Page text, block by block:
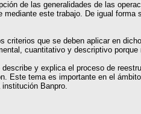
de las generalidades de las
mediante este trabajo. De igual
que se deben aplicar en
cuantitativo y descriptivo
y explica el proceso de
Este tema es importante en el
Banpro.